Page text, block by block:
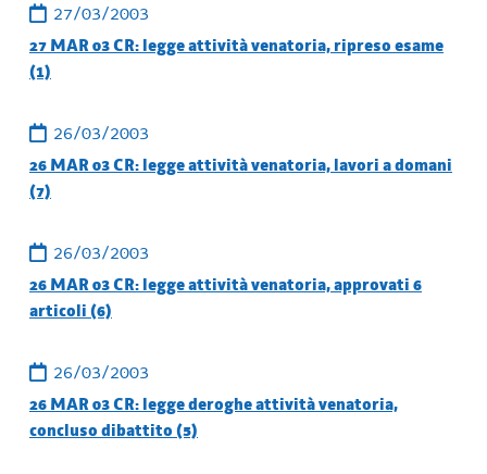
27/03/2003
27 MAR 03 CR: legge attività venatoria, ripreso esame
(1)
26/03/2003
26 MAR 03 CR: legge attività venatoria, lavori a domani
(7)
26/03/2003
26 MAR 03 CR: legge attività venatoria, approvati 6
articoli (6)
26/03/2003
26 MAR 03 CR: legge deroghe attività venatoria,
concluso dibattito (5)